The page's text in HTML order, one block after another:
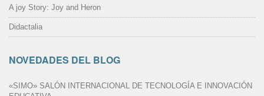
A joy Story: Joy and Heron
Didactalia
NOVEDADES DEL BLOG
«SIMO» SALÓN INTERNACIONAL DE TECNOLOGÍA E INNOVACIÓN